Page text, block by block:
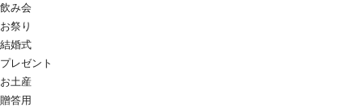
飲み会
お祭り
結婚式
プレゼント
お土産
贈答用